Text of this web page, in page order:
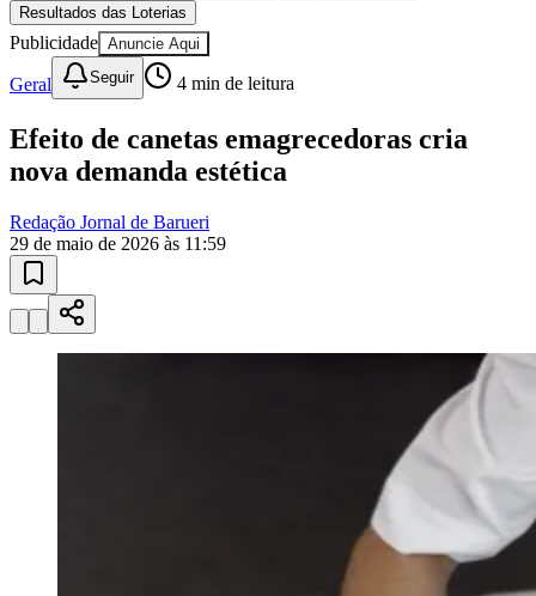
Filmes em Cartaz Streaming Hoje
Resultados das Loterias
Publicidade Anuncie Aqui
Seguir
Efeito de canetas emagrecedoras cria
Redação Jornal de Barueri
29 de maio de 2026 às 11:59